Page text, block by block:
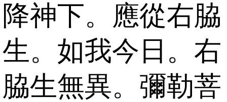
降神下。應從右脇
生。如我今日。右
脇生無異。彌勒菩